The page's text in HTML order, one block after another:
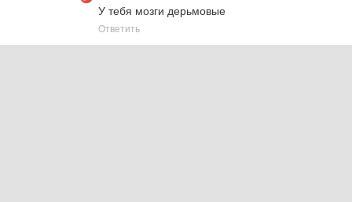
У тебя мозги дерьмовые
Ответить